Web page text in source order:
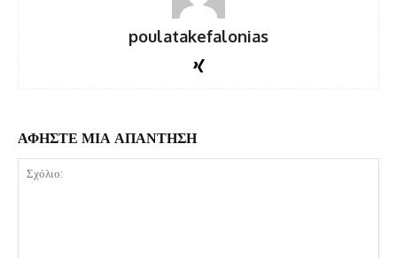
poulatakefalonias
ΑΦΗΣΤΕ ΜΙΑ ΑΠΑΝΤΗΣΗ